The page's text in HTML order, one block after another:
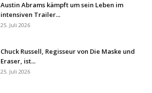
Austin Abrams kämpft um sein Leben im
intensiven Trailer...
25. Juli 2026
Chuck Russell, Regisseur von Die Maske und
Eraser, ist...
25. Juli 2026